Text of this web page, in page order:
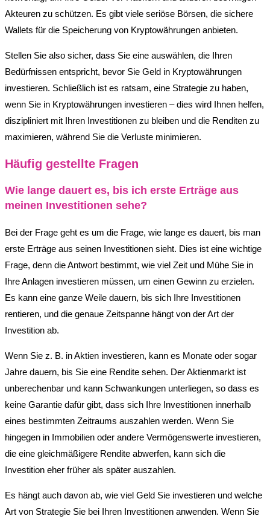
Akteuren zu schützen. Es gibt viele seriöse Börsen, die sichere
Wallets für die Speicherung von Kryptowährungen anbieten.
Stellen Sie also sicher, dass Sie eine auswählen, die Ihren
Bedürfnissen entspricht, bevor Sie Geld in Kryptowährungen
investieren. Schließlich ist es ratsam, eine Strategie zu haben,
wenn Sie in Kryptowährungen investieren – dies wird Ihnen helfen,
diszipliniert mit Ihren Investitionen zu bleiben und die Renditen zu
maximieren, während Sie die Verluste minimieren.
Häufig gestellte Fragen
Wie lange dauert es, bis ich erste Erträge aus
meinen Investitionen sehe?
Bei der Frage geht es um die Frage, wie lange es dauert, bis man
erste Erträge aus seinen Investitionen sieht. Dies ist eine wichtige
Frage, denn die Antwort bestimmt, wie viel Zeit und Mühe Sie in
Ihre Anlagen investieren müssen, um einen Gewinn zu erzielen.
Es kann eine ganze Weile dauern, bis sich Ihre Investitionen
rentieren, und die genaue Zeitspanne hängt von der Art der
Investition ab.
Wenn Sie z. B. in Aktien investieren, kann es Monate oder sogar
Jahre dauern, bis Sie eine Rendite sehen. Der Aktienmarkt ist
unberechenbar und kann Schwankungen unterliegen, so dass es
keine Garantie dafür gibt, dass sich Ihre Investitionen innerhalb
eines bestimmten Zeitraums auszahlen werden. Wenn Sie
hingegen in Immobilien oder andere Vermögenswerte investieren,
die eine gleichmäßigere Rendite abwerfen, kann sich die
Investition eher früher als später auszahlen.
Es hängt auch davon ab, wie viel Geld Sie investieren und welche
Art von Strategie Sie bei Ihren Investitionen anwenden. Wenn Sie